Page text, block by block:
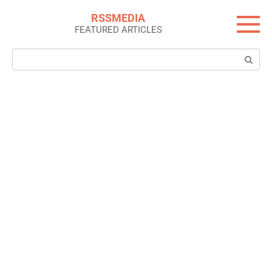
RSSMEDIA
FEATURED ARTICLES
Search: